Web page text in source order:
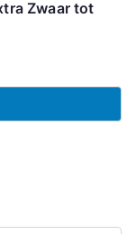
Zwaar tot